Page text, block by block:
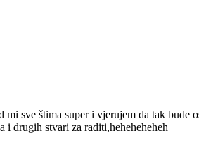
sve štima super i vjerujem da tak bude
i drugih stvari za raditi,heheheheheh